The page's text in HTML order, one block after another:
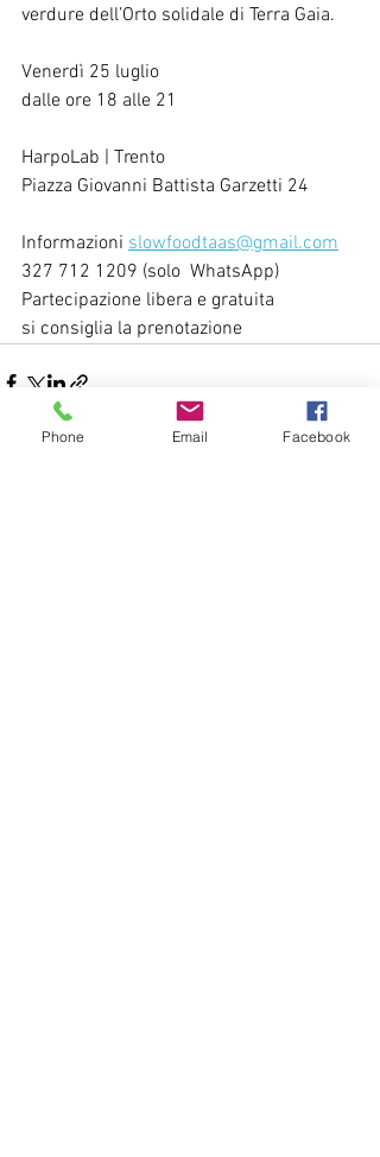
verdure dell’Orto solidale di Terra Gaia.
Venerdì 25 luglio
dalle ore 18 alle 21
HarpoLab | Trento
Piazza Giovanni Battista Garzetti 24
Informazioni slowfoodtaas@gmail.com
327 712 1209 (solo  WhatsApp)
Partecipazione libera e gratuita
si consiglia la prenotazione
Phone Email Facebook